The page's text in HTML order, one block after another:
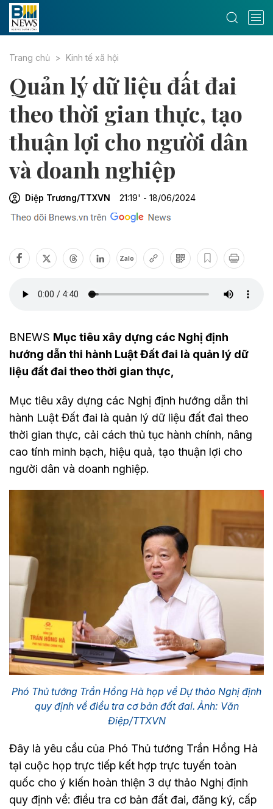
Trang chủ Kinh tế xã hội
Quản lý dữ liệu đất đai
theo thời gian thực, tạo
thuận lợi cho người dân
và doanh nghiệp
Diệp Trương/TTXVN 21:19' - 18/06/2024
Zalo
BNEWS Mục tiêu xây dựng các Nghị định
hướng dẫn thi hành Luật Đất đai là quản lý dữ
liệu đất đai theo thời gian thực,
Mục tiêu xây dựng các Nghị định hướng dẫn thi
hành Luật Đất đai là quản lý dữ liệu đất đai theo
thời gian thực, cải cách thủ tục hành chính, nâng
cao tính minh bạch, hiệu quả, tạo thuận lợi cho
người dân và doanh nghiệp.
Phó Thủ tướng Trần Hồng Hà họp về Dự thảo Nghị định
quy định về điều tra cơ bản đất đai. Ảnh: Văn
Điệp/TTXVN
Đây là yêu cầu của Phó Thủ tướng Trần Hồng Hà
tại cuộc họp trực tiếp kết hợp trực tuyến toàn
quốc cho ý kiến hoàn thiện 3 dự thảo Nghị định
quy định về: điều tra cơ bản đất đai, đăng ký, cấp